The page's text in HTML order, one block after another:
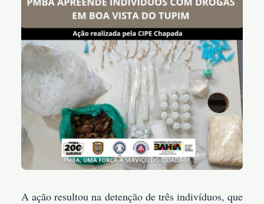
A ação resultou na detenção de três indivíduos, que